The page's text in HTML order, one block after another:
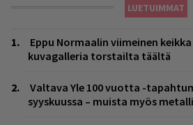
LUETUIMMAT
Eppu Normaalin viimeinen
kuvagalleria torstailta täältä
Valtava Yle 100 vuotta -
syyskuussa – muista myös